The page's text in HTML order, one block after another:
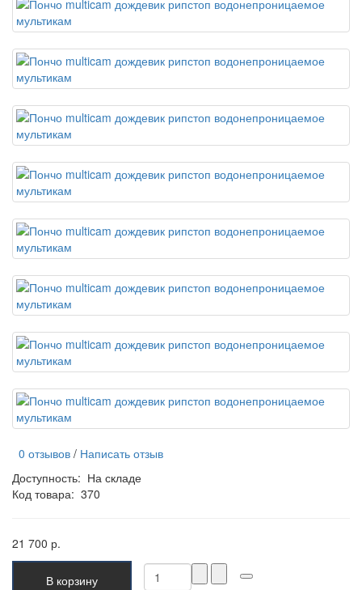
0 отзывов / Написать отзыв
Доступность: На складе
Код товара: 370
21 700 р.
В корзину